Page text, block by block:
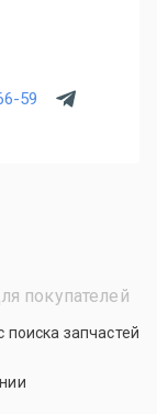
59
покупателей
поиска запчастей